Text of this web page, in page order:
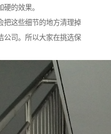
的效果。
把这些细节的地方清理掉
公司。所以大家在挑选保